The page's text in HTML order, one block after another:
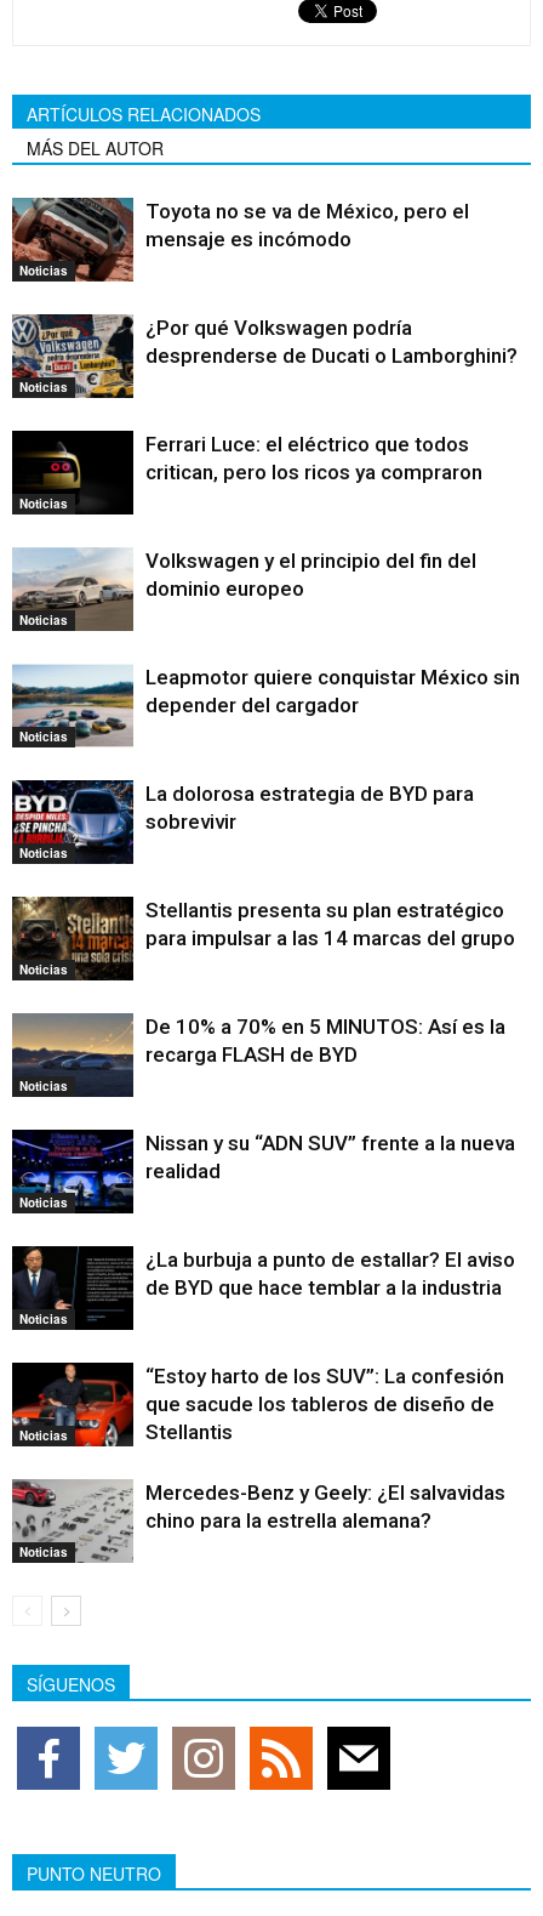
ARTÍCULOS RELACIONADOS
MÁS DEL AUTOR
Noticias
Toyota no se va de México, pero el
mensaje es incómodo
Noticias
¿Por qué Volkswagen podría
desprenderse de Ducati o Lamborghini?
Noticias
Ferrari Luce: el eléctrico que todos
critican, pero los ricos ya compraron
Noticias
Volkswagen y el principio del fin del
dominio europeo
Noticias
Leapmotor quiere conquistar México sin
depender del cargador
Noticias
La dolorosa estrategia de BYD para
sobrevivir
Noticias
Stellantis presenta su plan estratégico
para impulsar a las 14 marcas del grupo
Noticias
De 10% a 70% en 5 MINUTOS: Así es la
recarga FLASH de BYD
Noticias
Nissan y su “ADN SUV” frente a la nueva
realidad
Noticias
¿La burbuja a punto de estallar? El aviso
de BYD que hace temblar a la industria
Noticias
“Estoy harto de los SUV”: La confesión
que sacude los tableros de diseño de
Stellantis
Noticias
Mercedes-Benz y Geely: ¿El salvavidas
chino para la estrella alemana?
SÍGUENOS
PUNTO NEUTRO